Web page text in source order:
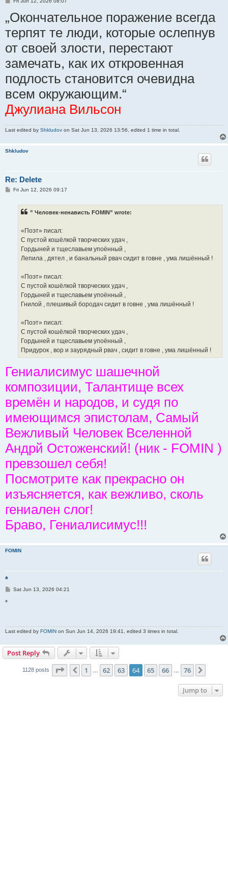
s
t
„Окончательное поражение всегда
терпят те люди, которые ослепнув
от своей злости, перестают
замечать, как их откровенная
подлость становится очевидна
всем окружающим.“
Джулиана Вильсон
Last edited by Shkludov on Sat Jun 13, 2026 13:56, edited 1 time in total.
Shkludov
Re: Delete
PFri Jun 12, 2026 09:17
” Человек-ненависть FOMIN” wrote:
«Поэт» писал:
С пустой кошёлкой творческих удач ,
Гордыней и тщеславьем упоённый ,
Лепила , дятел , и банальный рвач сидит в говне , ума лишённый !
«Поэт» писал:
С пустой кошёлкой творческих удач ,
Гордыней и тщеславьем упоённый ,
Гнилой , плешивый бородач сидит в говне , ума лишённый !
«Поэт» писал:
С пустой кошёлкой творческих удач ,
Гордыней и тщеславьем упоённый ,
Придурок , вор и заурядный рвач , сидит в говне , ума лишённый !
Гениалисимус шашечной
композиции, Талантище всех
времён и народов, и судя по
имеющимся эпистолам, Самый
Вежливый Человек Вселенной
Андрй Остоженский! (ник - FOMIN )
превзошел себя!
Посмотрите как прекрасно он
изъясняется, как вежливо, сколь
гениален слог!
Браво, Гениалисимус!!!
FOMIN
*
PSat Jun 13, 2026 04:21
*
Last edited by FOMIN on Sun Jun 14, 2026 19:41, edited 3 times in total.
Post Reply
1128 posts Page 64 of 76
Previous
1 62 63 64 65 66 76
Jump to